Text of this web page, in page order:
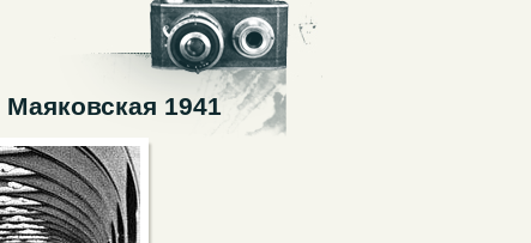
1941